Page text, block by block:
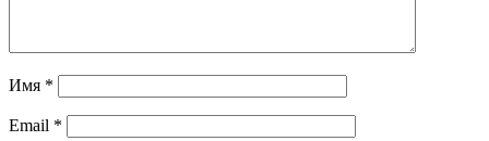
Имя *
Email *